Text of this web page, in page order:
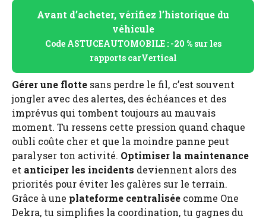
Avant d’acheter, vérifiez l’historique du
véhicule
Code ASTUCEAUTOMOBILE : -20 % sur les
rapports carVertical
Gérer une flotte sans perdre le fil, c’est souvent
jongler avec des alertes, des échéances et des
imprévus qui tombent toujours au mauvais
moment. Tu ressens cette pression quand chaque
oubli coûte cher et que la moindre panne peut
paralyser ton activité. Optimiser la maintenance
et anticiper les incidents deviennent alors des
priorités pour éviter les galères sur le terrain.
Grâce à une plateforme centralisée comme One
Dekra, tu simplifies la coordination, tu gagnes du